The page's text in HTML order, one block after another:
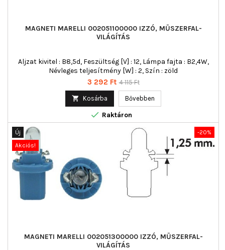
MAGNETI MARELLI 002051100000 IZZÓ, MŰSZERFAL-
VILÁGÍTÁS
Aljzat kivitel : B8,5d, Feszültség [V] : 12, Lámpa fajta : B2,4W,
Névleges teljesítmény [W] : 2, Szín : zöld
Ár
3 292 Ft Normál
4 115 Ft
 Kosárba Bővebben
 Raktáron
-20%
Új
Akciós!
MAGNETI MARELLI 002051300000 IZZÓ, MŰSZERFAL-
VILÁGÍTÁS